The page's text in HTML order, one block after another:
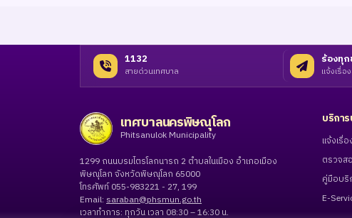
1132
สายด่วนเทศบาล
ร้องทุ
แจ้งเรื่อ
เทศบาลนครพิษณุโลก
Phitsanulok Municipality
1299 ถนนบรมไตรโลกนารถ 2 ตำบลในเมือง อำเภอเมือง
พิษณุโลก จังหวัดพิษณุโลก 65000
โทรศัพท์ 055-983221 - 27, 199
Email: saraban@phsmun.go.th
เวลาทำการ: ทุกวัน เวลา 08:30 – 16:30 น.
บริกา
แจ้งเรื่
ตรวจส
คู่มือบริ
E-